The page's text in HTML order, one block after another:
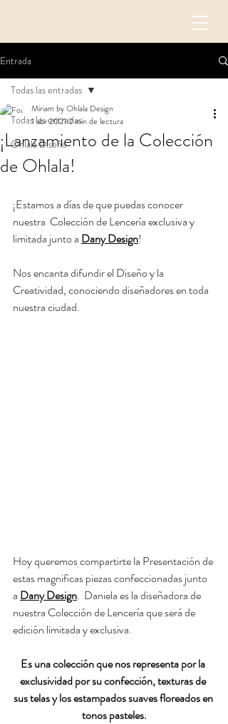
Entrada
Todas las entradas
Ohlala Diseña
Todas las entradas
¡Lanzamiento de la Colección
de Ohlala!
Miriam by Ohlala Design
1 abr 20212 min de lectura
¡Estamos a días de que puedas conocer
nuestra  Colección de Lencería exclusiva y
limitada junto a Dany Design!
Nos encanta difundir el Diseño y la
Creatividad, conociendo diseñadores en toda
nuestra ciudad.
Hoy queremos compartirte la Presentación de
estas magnificas piezas confeccionadas junto
a Dany Design.  Daniela es la diseñadora de
nuestra Colección de Lencería que será de
edición limitada y exclusiva.
Es una colección que nos representa por la
exclusividad por su confección, texturas de
sus telas y los estampados suaves floreados en
tonos pasteles.